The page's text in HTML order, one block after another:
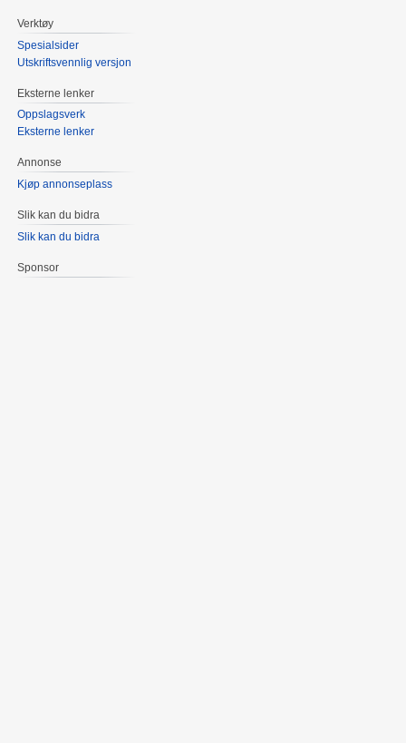
Verktøy
Spesialsider
Utskriftsvennlig versjon
Eksterne lenker
Oppslagsverk
Eksterne lenker
Annonse
Kjøp annonseplass
Slik kan du bidra
Slik kan du bidra
Sponsor